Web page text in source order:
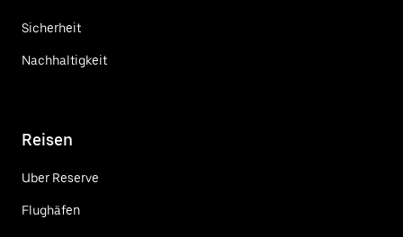
Sicherheit
Nachhaltigkeit
Reisen
Uber Reserve
Flughäfen